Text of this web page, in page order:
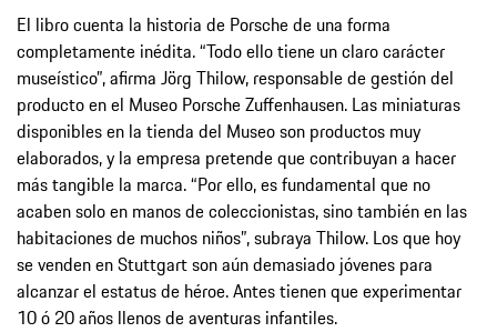
El libro cuenta la historia de Porsche de una forma
completamente inédita. “Todo ello tiene un claro carácter
museístico”, afirma Jörg Thilow, responsable de gestión del
producto en el Museo Porsche Zuffenhausen. Las miniaturas
disponibles en la tienda del Museo son productos muy
elaborados, y la empresa pretende que contribuyan a hacer
más tangible la marca. “Por ello, es fundamental que no
acaben solo en manos de coleccionistas, sino también en las
habitaciones de muchos niños”, subraya Thilow. Los que hoy
se venden en Stuttgart son aún demasiado jóvenes para
alcanzar el estatus de héroe. Antes tienen que experimentar
10 ó 20 años llenos de aventuras infantiles.